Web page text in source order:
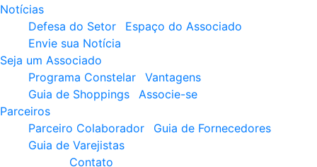
Notícias
Defesa do Setor
Espaço do Associado
Envie sua Notícia
Seja um Associado
Programa Constelar
Vantagens
Guia de Shoppings
Associe-se
Parceiros
Parceiro Colaborador
Guia de Fornecedores
Guia de Varejistas
Contato